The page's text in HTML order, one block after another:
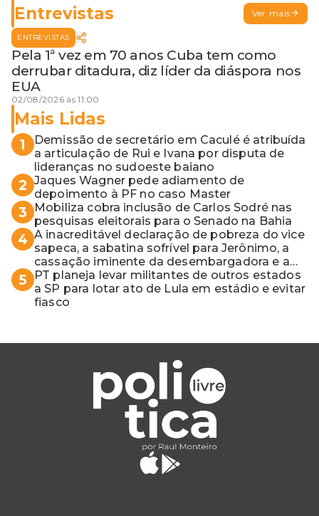
Entrevistas Ver mais
ENTREVISTAS
Pela 1ª vez em 70 anos Cuba tem como
derrubar ditadura, diz líder da diáspora nos
EUA
02/08/2026 às 11:00
Mais Lidas
1
Demissão de secretário em Caculé é atribuída
a articulação de Rui e Ivana por disputa de
lideranças no sudoeste baiano
2 Jaques Wagner pede adiamento de
depoimento à PF no caso Master
3
Mobiliza cobra inclusão de Carlos Sodré nas
pesquisas eleitorais para o Senado na Bahia
4 A inacreditável declaração de pobreza do vice
sapeca, a sabatina sofrível para Jerônimo, a
cassação iminente da desembargadora e a
vaga do Quinto para o MP baiano
5
PT planeja levar militantes de outros estados
a SP para lotar ato de Lula em estádio e evitar
fiasco